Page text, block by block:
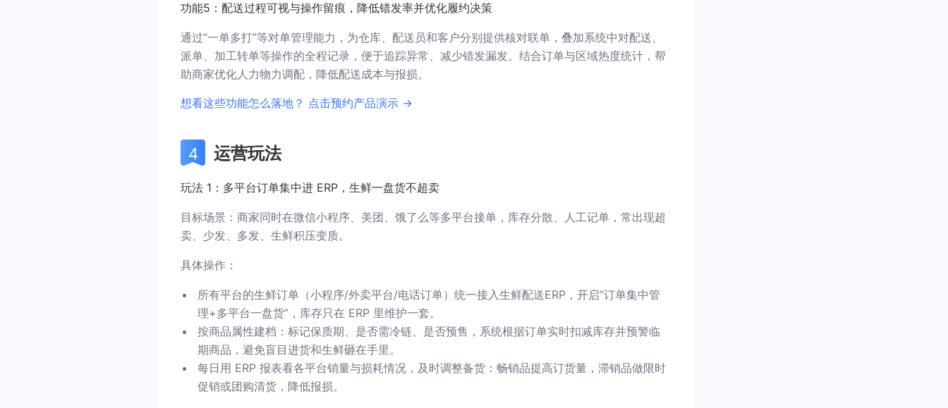
功能5：配送过程可视与操作留痕，降低错发率并优化履约决策
通过“一单多打”等对单管理能力，为仓库、配送员和客户分别提供核对联单，叠加系统中对配送、
派单、加工转单等操作的全程记录，便于追踪异常、减少错发漏发。结合订单与区域热度统计，帮
助商家优化人力物力调配，降低配送成本与报损。
想看这些功能怎么落地？ 点击预约产品演示 →
运营玩法
玩法 1：多平台订单集中进 ERP，生鲜一盘货不超卖
目标场景：商家同时在微信小程序、美团、饿了么等多平台接单，库存分散、人工记单，常出现超
卖、少发、多发、生鲜积压变质。
具体操作：
所有平台的生鲜订单（小程序/外卖平台/电话订单）统一接入生鲜配送ERP，开启“订单集中管
理+多平台一盘货”，库存只在 ERP 里维护一套。
按商品属性建档：标记保质期、是否需冷链、是否预售，系统根据订单实时扣减库存并预警临
期商品，避免盲目进货和生鲜砸在手里。
每日用 ERP 报表看各平台销量与损耗情况，及时调整备货：畅销品提高订货量，滞销品做限时
促销或团购清货，降低报损。